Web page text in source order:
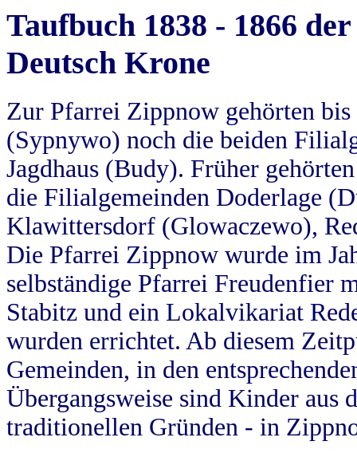
Taufbuch 1838 - 1866
Deutsch Krone
Zur Pfarrei Zippnow gehörten
(Sypnywo) noch die beiden
Jagdhaus (Budy). Früher
die Filialgemeinden Doderlage
Klawittersdorf (Glowaczewo),
Die Pfarrei Zippnow wurde im
selbständige Pfarrei Freudenfier
Stabitz und ein Lokalvikariat
wurden errichtet. Ab diesem
Gemeinden, in den
Übergangsweise sind Kinder aus
traditionellen Gründen - in